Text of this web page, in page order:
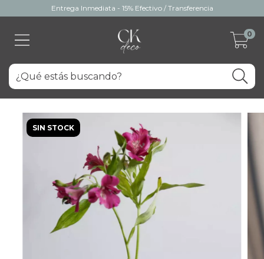
Entrega Inmediata - 15% Efectivo / Transferencia
0
SIN STOCK